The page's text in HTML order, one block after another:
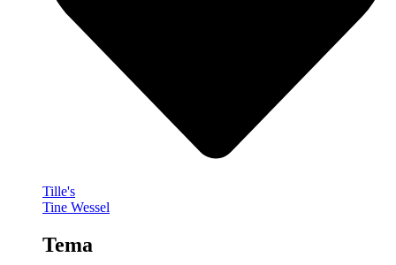
Tille's
Tine Wessel
Tema